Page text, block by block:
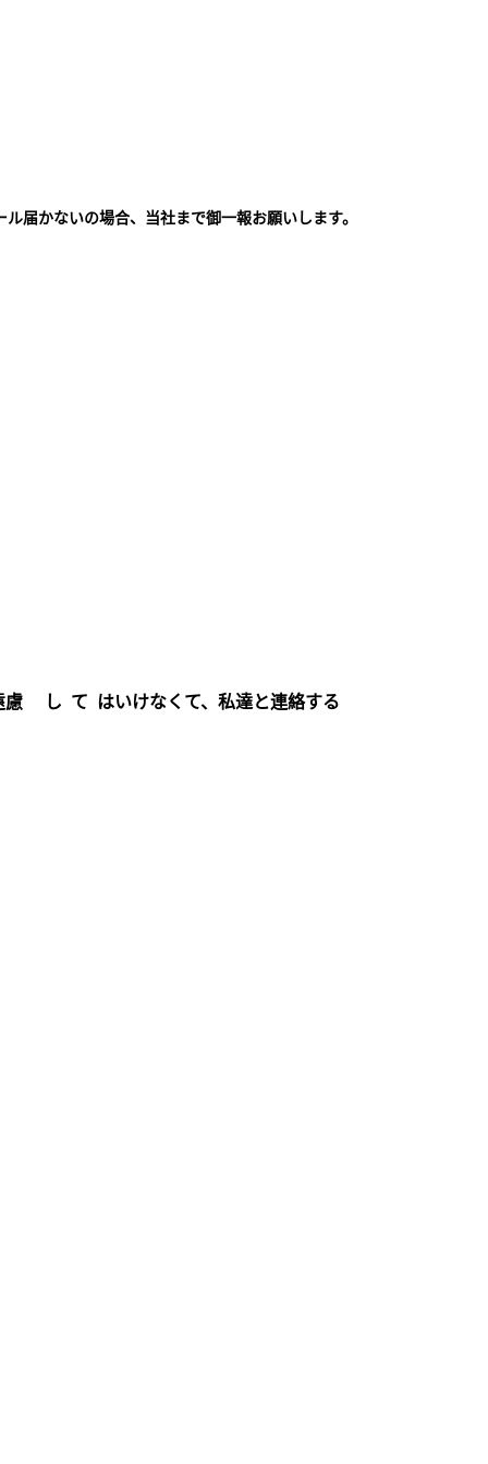
届かないの場合、当社まで御一報お願いします。
慮 し て はいけなくて、私達と連絡する